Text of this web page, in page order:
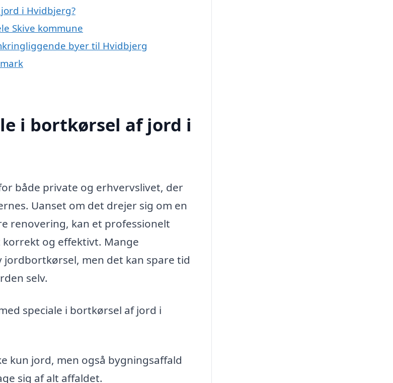
i Hvidbjerg?
Skive kommune
byer til Hvidbjerg
i bortkørsel af jord i
både private og erhvervslivet, der
Uanset om det drejer sig om en
renovering, kan et professionelt
og effektivt. Mange
men det kan spare tid
selv.
speciale i bortkørsel af jord i
kun jord, men også bygningsaffald
sig af alt affaldet.